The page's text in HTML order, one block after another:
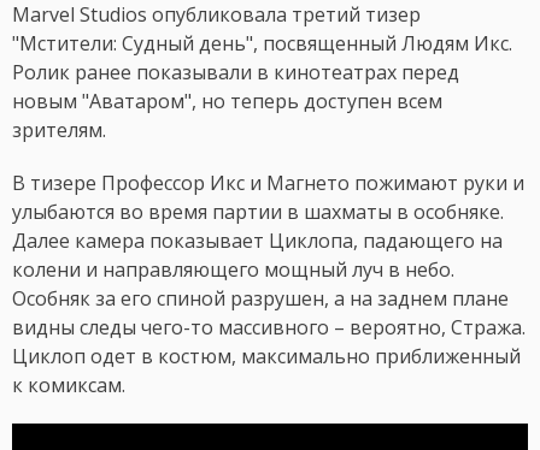
Marvel Studios опубликовала третий тизер
"Мстители: Судный день", посвященный Людям Икс.
Ролик ранее показывали в кинотеатрах перед
новым "Аватаром", но теперь доступен всем
зрителям.
В тизере Профессор Икс и Магнето пожимают руки и
улыбаются во время партии в шахматы в особняке.
Далее камера показывает Циклопа, падающего на
колени и направляющего мощный луч в небо.
Особняк за его спиной разрушен, а на заднем плане
видны следы чего-то массивного – вероятно, Стража.
Циклоп одет в костюм, максимально приближенный
к комиксам.